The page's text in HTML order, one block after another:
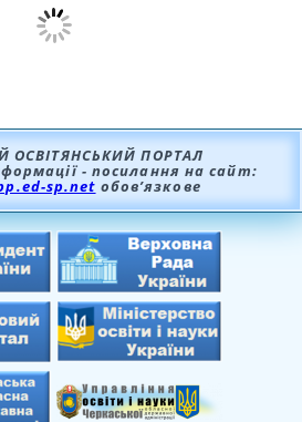
ОСВІТЯНСЬКИЙ ПОРТАЛ
- посилання на сайт:
sp.net обов’язкове